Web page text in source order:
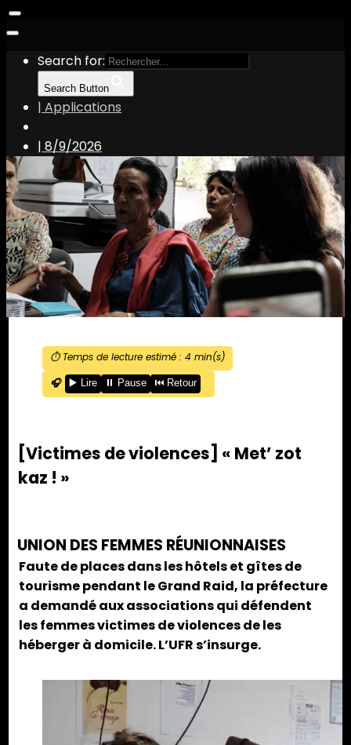
Search for:
Search Button
| Applications
| 8/9/2026
⏱️ Temps de lecture estimé : 4 min(s)
🎧
▶️ Lire ⏸️ Pause ⏮️ Retour
[Victimes de violences] « Met’ zot
kaz ! »
UNION DES FEMMES RÉUNIONNAISES
Faute de places dans les hôtels et gîtes de
tourisme pendant le Grand Raid, la préfecture
a demandé aux associations qui défendent
les femmes victimes de violences de les
héberger à domicile. L’UFR s’insurge.